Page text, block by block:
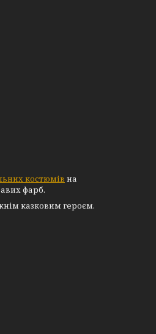
костюмів на
фарб.
казковим героєм.